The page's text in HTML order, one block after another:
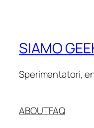
SIAMO
Sperimentatori,
ABOUTFAQ